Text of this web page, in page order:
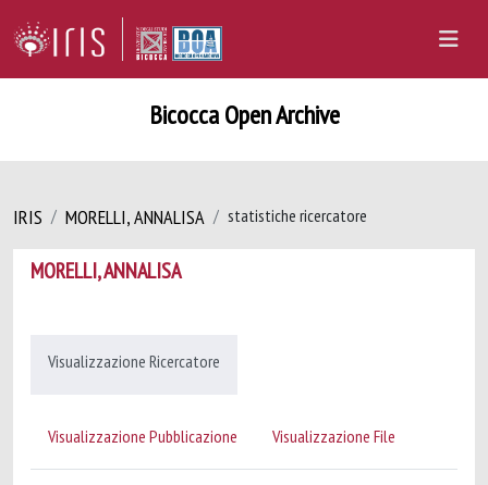
Bicocca Open Archive
IRIS MORELLI, ANNALISA statistiche ricercatore
MORELLI, ANNALISA
Visualizzazione Ricercatore
Visualizzazione Pubblicazione Visualizzazione File